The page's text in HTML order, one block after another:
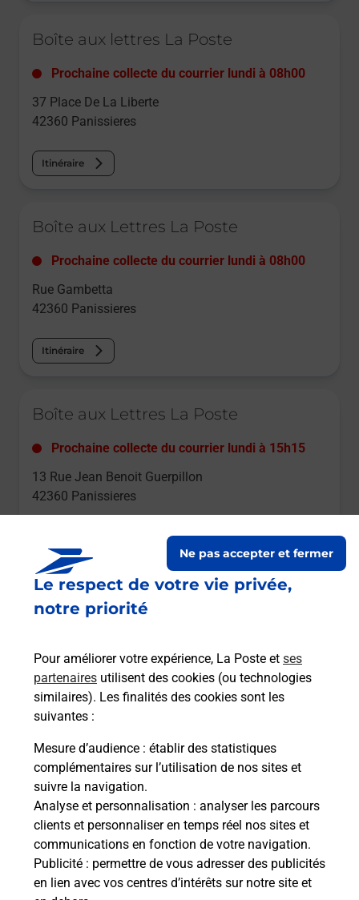
Le respect de votre vie privée,
notre priorité
Pour améliorer votre expérience, La Poste et ses
partenaires utilisent des cookies (ou technologies
similaires). Les finalités des cookies sont les
suivantes :
Mesure d’audience : établir des statistiques
complémentaires sur l’utilisation de nos sites et
suivre la navigation.
Analyse et personnalisation : analyser les parcours
clients et personnaliser en temps réel nos sites et
communications en fonction de votre navigation.
Publicité : permettre de vous adresser des publicités
en lien avec vos centres d’intérêts sur notre site et
Ne pas accepter et fermer
Boîte aux lettres La Poste
Prochaine collecte du courrier lundi à 08h00
37 Place De La Liberte
42360 Panissieres
Itinéraire
Boîte aux Lettres La Poste
Prochaine collecte du courrier lundi à 08h00
Rue Gambetta
42360 Panissieres
Itinéraire
Boîte aux Lettres La Poste
Prochaine collecte du courrier lundi à 15h15
13 Rue Jean Benoit Guerpillon
42360 Panissieres
Boîte aux lettres La Poste
10 Boulevard Des Freres Lumiere
42360 Panissieres
Le lien s'ouvre dans un nouvel onglet
Boîte aux lettres La Poste
Prochaine collecte du courrierlundià 08h00
10 Boulevard Des Freres Lumiere
42360 Panissieres
Le lien s'ouvre dans un nouvel onglet